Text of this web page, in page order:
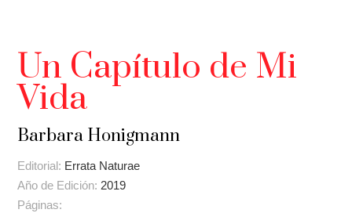
Un Capítulo de Mi
Vida
Barbara Honigmann
Editorial: Errata Naturae
Año de Edición: 2019
Páginas: